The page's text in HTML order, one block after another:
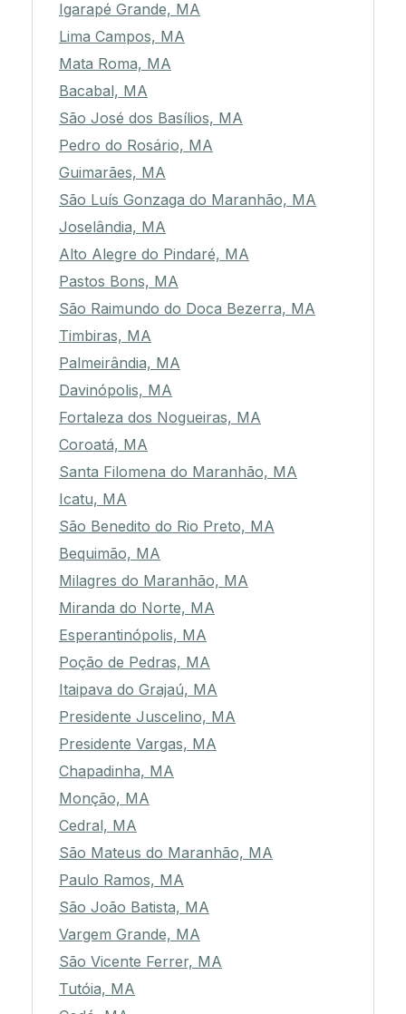
Igarapé Grande, MA
Lima Campos, MA
Mata Roma, MA
Bacabal, MA
São José dos Basílios, MA
Pedro do Rosário, MA
Guimarães, MA
São Luís Gonzaga do Maranhão, MA
Joselândia, MA
Alto Alegre do Pindaré, MA
Pastos Bons, MA
São Raimundo do Doca Bezerra, MA
Timbiras, MA
Palmeirândia, MA
Davinópolis, MA
Fortaleza dos Nogueiras, MA
Coroatá, MA
Santa Filomena do Maranhão, MA
Icatu, MA
São Benedito do Rio Preto, MA
Bequimão, MA
Milagres do Maranhão, MA
Miranda do Norte, MA
Esperantinópolis, MA
Poção de Pedras, MA
Itaipava do Grajaú, MA
Presidente Juscelino, MA
Presidente Vargas, MA
Chapadinha, MA
Monção, MA
Cedral, MA
São Mateus do Maranhão, MA
Paulo Ramos, MA
São João Batista, MA
Vargem Grande, MA
São Vicente Ferrer, MA
Tutóia, MA